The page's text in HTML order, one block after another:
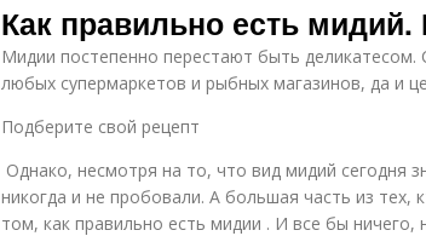
Как правильно есть мидий.
Мидии постепенно перестают быть деликатесом.
любых супермаркетов и рыбных магазинов, да и
Подберите свой рецепт
Однако, несмотря на то, что вид мидий сегодня
никогда и не пробовали. А большая часть из тех,
том, как правильно есть мидии . И все бы ничего,